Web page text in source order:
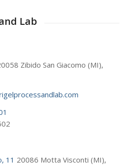
Lab
Zibido San Giacomo (MI),
11 20086 Motta Visconti (MI),